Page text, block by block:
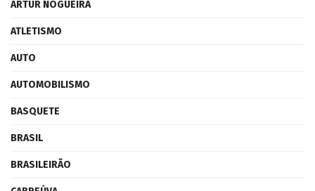
ARTUR NOGUEIRA
ATLETISMO
AUTO
AUTOMOBILISMO
BASQUETE
BRASIL
BRASILEIRÃO